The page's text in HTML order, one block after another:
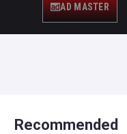
AD MASTER
Recommended